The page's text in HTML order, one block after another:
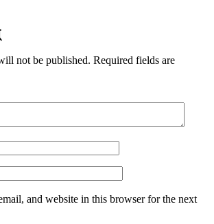
not be published. Required fields are
and website in this browser for the next